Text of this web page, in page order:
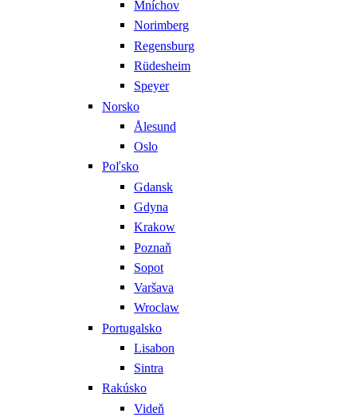
Mníchov
Norimberg
Regensburg
Rüdesheim
Speyer
Norsko
Ålesund
Oslo
Poľsko
Gdansk
Gdyna
Krakow
Poznaň
Sopot
Varšava
Wroclaw
Portugalsko
Lisabon
Sintra
Rakúsko
Videň